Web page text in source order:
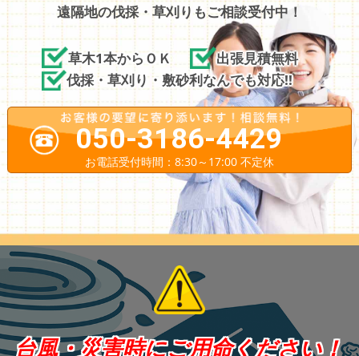
遠隔地の伐採・草刈りもご相談受付中！
草木1本からＯＫ
出張見積無料
伐採・草刈り・敷砂利なんでも対応!!
050-3186-4429
お電話受付時間：8:30～17:00 不定休
台風・災害時にご用命ください！